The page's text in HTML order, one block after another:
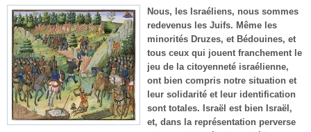
Nous, les Israéliens, nous sommes
redevenus les Juifs. Même les
minorités Druzes, et Bédouines, et
tous ceux qui jouent franchement le
jeu de la citoyenneté israélienne,
ont bien compris notre situation et
leur solidarité et leur identification
sont totales. Israël est bien Israël,
et, dans la représentation perverse